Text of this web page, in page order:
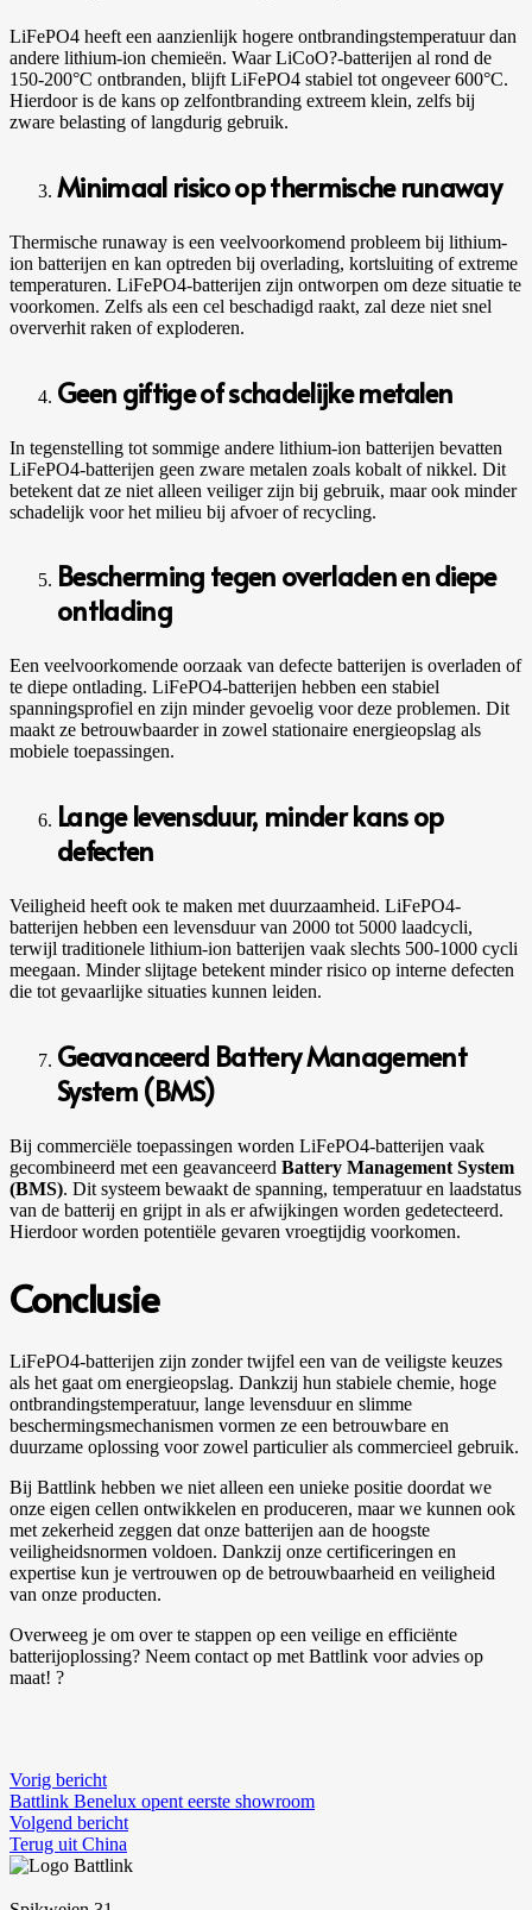
LiFePO4 heeft een aanzienlijk hogere ontbrandingstemperatuur dan
andere lithium-ion chemieën. Waar LiCoO?-batterijen al rond de
150-200°C ontbranden, blijft LiFePO4 stabiel tot ongeveer 600°C.
Hierdoor is de kans op zelfontbranding extreem klein, zelfs bij
zware belasting of langdurig gebruik.
Minimaal risico op thermische runaway
Thermische runaway is een veelvoorkomend probleem bij lithium-
ion batterijen en kan optreden bij overlading, kortsluiting of extreme
temperaturen. LiFePO4-batterijen zijn ontworpen om deze situatie te
voorkomen. Zelfs als een cel beschadigd raakt, zal deze niet snel
oververhit raken of exploderen.
Geen giftige of schadelijke metalen
In tegenstelling tot sommige andere lithium-ion batterijen bevatten
LiFePO4-batterijen geen zware metalen zoals kobalt of nikkel. Dit
betekent dat ze niet alleen veiliger zijn bij gebruik, maar ook minder
schadelijk voor het milieu bij afvoer of recycling.
Bescherming tegen overladen en diepe
ontlading
Een veelvoorkomende oorzaak van defecte batterijen is overladen of
te diepe ontlading. LiFePO4-batterijen hebben een stabiel
spanningsprofiel en zijn minder gevoelig voor deze problemen. Dit
maakt ze betrouwbaarder in zowel stationaire energieopslag als
mobiele toepassingen.
Lange levensduur, minder kans op
defecten
Veiligheid heeft ook te maken met duurzaamheid. LiFePO4-
batterijen hebben een levensduur van 2000 tot 5000 laadcycli,
terwijl traditionele lithium-ion batterijen vaak slechts 500-1000 cycli
meegaan. Minder slijtage betekent minder risico op interne defecten
die tot gevaarlijke situaties kunnen leiden.
Geavanceerd Battery Management
System (BMS)
Bij commerciële toepassingen worden LiFePO4-batterijen vaak
gecombineerd met een geavanceerd Battery Management System
(BMS). Dit systeem bewaakt de spanning, temperatuur en laadstatus
van de batterij en grijpt in als er afwijkingen worden gedetecteerd.
Hierdoor worden potentiële gevaren vroegtijdig voorkomen.
Conclusie
LiFePO4-batterijen zijn zonder twijfel een van de veiligste keuzes
als het gaat om energieopslag. Dankzij hun stabiele chemie, hoge
ontbrandingstemperatuur, lange levensduur en slimme
beschermingsmechanismen vormen ze een betrouwbare en
duurzame oplossing voor zowel particulier als commercieel gebruik.
Bij Battlink hebben we niet alleen een unieke positie doordat we
onze eigen cellen ontwikkelen en produceren, maar we kunnen ook
met zekerheid zeggen dat onze batterijen aan de hoogste
veiligheidsnormen voldoen. Dankzij onze certificeringen en
expertise kun je vertrouwen op de betrouwbaarheid en veiligheid
van onze producten.
Overweeg je om over te stappen op een veilige en efficiënte
batterijoplossing? Neem contact op met Battlink voor advies op
maat! ?
Vorig bericht
Battlink Benelux opent eerste showroom
Volgend bericht
Terug uit China